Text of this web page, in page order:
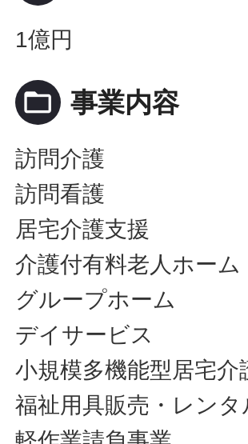
1億円
folder_open 事業内容
訪問介護
訪問看護
居宅介護支援
介護付有料老人ホーム
グループホーム
デイサービス
小規模多機能型居宅介
福祉用具販売・レン